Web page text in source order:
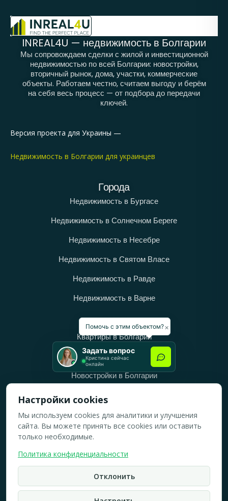
INREAL4U — недвижимость в Болгарии
Мы сопровождаем сделки с жилой и инвестиционной
недвижимостью по всей Болгарии: новостройки,
вторичный рынок, дома, участки, коммерческие
объекты. Работаем честно, считаем выгоду и берём
на себя весь процесс — от подбора до передачи
ключей.
Версия проекта для Украины —
Недвижимость в Болгарии для украинцев
Города
Недвижимость в Бургасе
Недвижимость в Солнечном Береге
Недвижимость в Несебре
Недвижимость в Святом Власе
Недвижимость в Равде
Недвижимость в Варне
Категории
Квартиры в Болгарии
Дома в Болгарии
Новостройки в Болгарии
Вторичное жильё в Болгарии
Рабочее время
ПН-ПТ: 10:00 — 18:00
ВС: Выходной
2019-2026 © Все права защищены.
Политика конфидициальности
×
Помочь с этим объектом?
Задать вопрос
Кристина сейчас
онлайн
Настройки cookies
Мы используем cookies для аналитики и улучшения
сайта. Вы можете принять все cookies или оставить
только необходимые.
Политика конфиденциальности
Отклонить